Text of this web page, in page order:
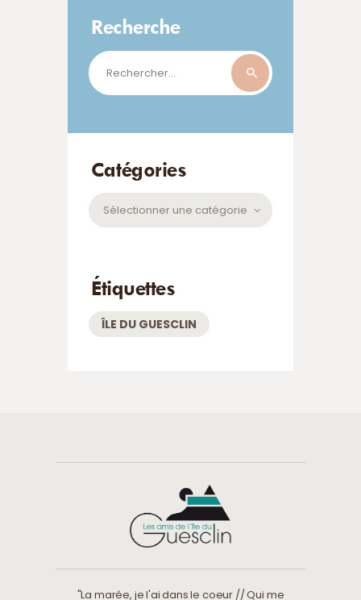
Recherche
Rechercher :
Catégories
Catégories
Étiquettes
ÎLE DU GUESCLIN
"La marée, je l'ai dans le coeur // Qui me